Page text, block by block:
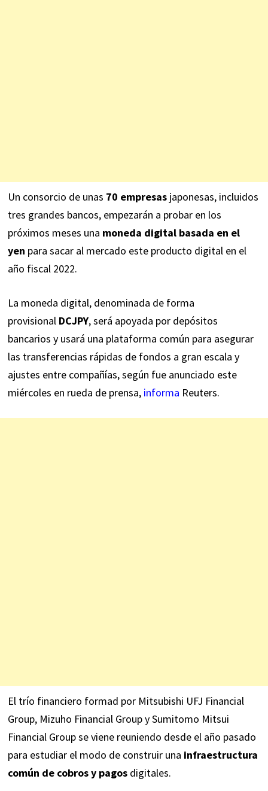
Un consorcio de unas 70 empresasjaponesas, incluidos
tres grandes bancos, empezarán a probar en los
próximos meses una moneda digital basada en el
yen para sacar al mercado este producto digital en el
año fiscal 2022.
La moneda digital, denominada de forma
provisional DCJPY, será apoyada por depósitos
bancarios y usará una plataforma común para asegurar
las transferencias rápidas de fondos a gran escala y
ajustes entre compañías, según fue anunciado este
miércoles en rueda de prensa, informa Reuters.
El trío financiero formad por Mitsubishi UFJ Financial
Group, Mizuho Financial Group y Sumitomo Mitsui
Financial Group se viene reuniendo desde el año pasado
para estudiar el modo de construir una infraestructura
común de cobros y pagosdigitales.